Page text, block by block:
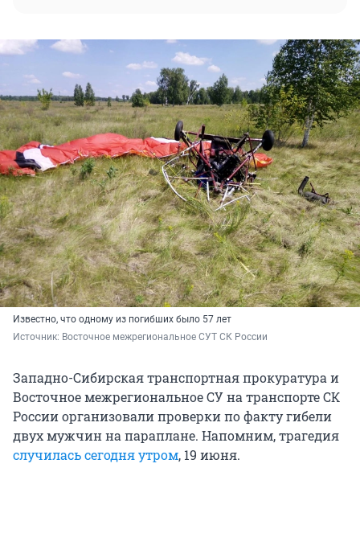
Известно, что одному из погибших было 57 лет
Источник: Восточное межрегиональное СУТ СК России
Западно-Сибирская транспортная прокуратура и
Восточное межрегиональное СУ на транспорте СК
России организовали проверки по факту гибели
двух мужчин на параплане. Напомним, трагедия
случилась сегодня утром, 19 июня.